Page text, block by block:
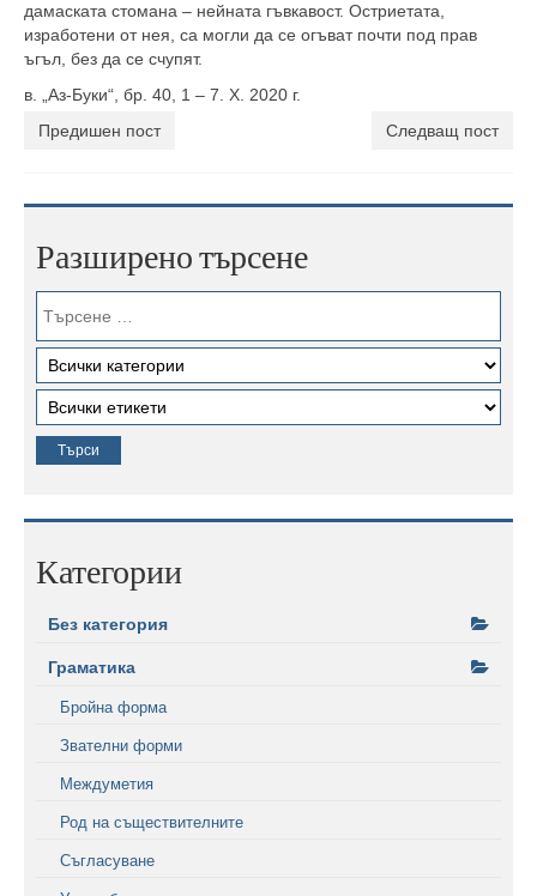
дамаската стомана – нейната гъвкавост. Остриетата,
изработени от нея, са могли да се огъват почти под прав
ъгъл, без да се счупят.
в. „Аз-Буки“, бр. 40, 1 – 7. X. 2020 г.
Предишен пост
Следващ пост
Разширено търсене
Категории
Без категория
Граматика
Бройна форма
Звателни форми
Междуметия
Род на съществителните
Съгласуване